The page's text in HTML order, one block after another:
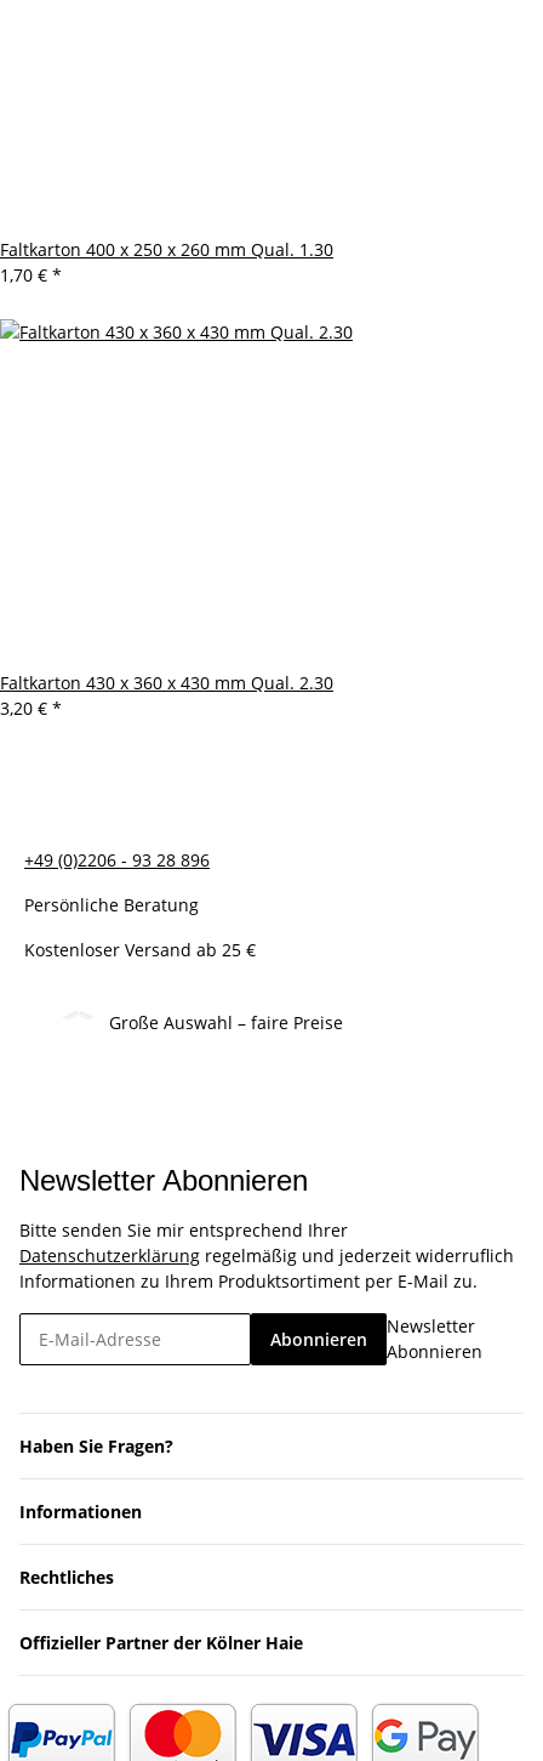
Faltkarton 400 x 250 x 260 mm Qual. 1.30
1,70 € *
Faltkarton 430 x 360 x 430 mm Qual. 2.30
3,20 € *
+49 (0)2206 - 93 28 896
Persönliche Beratung
Kostenloser Versand ab 25 €
Große Auswahl – faire Preise
Newsletter Abonnieren
Bitte senden Sie mir entsprechend Ihrer
Datenschutzerklärung regelmäßig und jederzeit widerruflich
Informationen zu Ihrem Produktsortiment per E-Mail zu.
Abonnieren
Newsletter
Abonnieren
Haben Sie Fragen?
Informationen
Rechtliches
Offizieller Partner der Kölner Haie